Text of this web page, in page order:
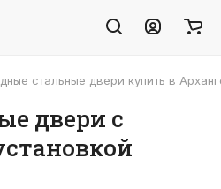
стальные двери купить в
двери с